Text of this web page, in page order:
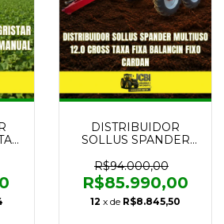
DISTRIBUIDOR
SOLLUS SPANDER
CROSS TAXA FIXA
BALANCIN FIXO
CARDAN NOVO
R$94.000,00
R$85.990,00
12 x de R$8.845,50